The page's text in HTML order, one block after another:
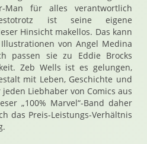
Man für alles verantwortlich
ist seine eigene
Hinsicht makellos. Das kann
von Angel Medina
passen sie zu Eddie Brocks
Zeb Wells ist es gelungen,
mit Leben, Geschichte und
Liebhaber von Comics aus
„100% Marvel“-Band daher
das Preis-Leistungs-Verhältnis